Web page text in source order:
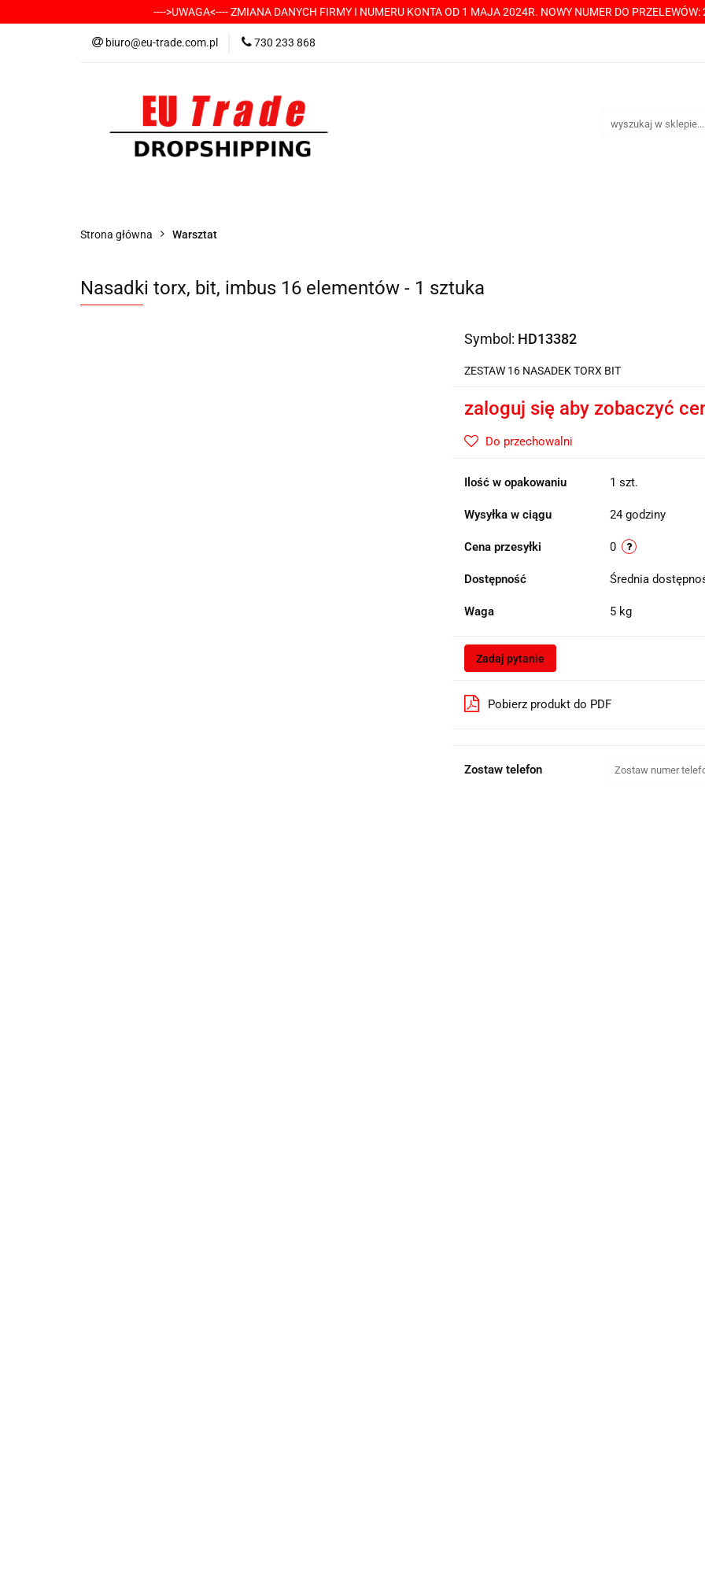
---->UWAGA<---- ZMIANA DANYCH FIRMY I NUMERU KONTA OD 1 MAJA 2024R. NOWY NUMER DO
biuro@eu-trade.com.pl 730 233 868
KATEGORIE -----> CHCESZ Z NAMI WSPÓŁPRACOWAĆ? PRZECZYTAJ! <-----
Strona główna Warsztat
Nasadki torx, bit, imbus 16 elementów - 1 sztuka
Symbol: HD13382
ZESTAW 16 NASADEK TORX BIT
zaloguj się aby zobaczyć
Do przechowalni
Ilość w opakowaniu 1 szt.
Wysyłka w ciągu 24 godziny
Cena przesyłki 0
Dostępność Średnia
Waga 5 kg
Zadaj pytanie
Pobierz produkt do PDF
Zostaw telefon